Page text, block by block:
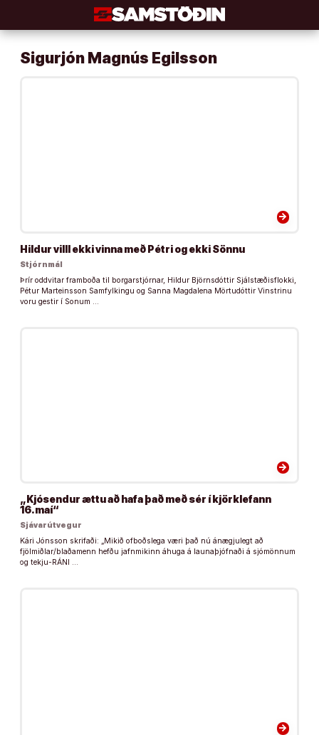
efni
Sigurjón Magnús Egilsson
arrow_forward
Hildur villl ekki vinna með Pétri og ekki Sönnu
Stjórnmál
Þrír oddvitar framboða til borgarstjórnar, Hildur Björnsdóttir Sjálstæðisflokki,
Pétur Marteinsson Samfylkingu og Sanna Magdalena Mörtudóttir Vinstrinu
voru gestir í Sonum …
arrow_forward
„Kjósendur ættu að hafa það með sér í kjörklefann
16.maí“
Sjávarútvegur
Kári Jónsson skrifaði: „Mikið ofboðslega væri það nú ánægjulegt að
fjölmiðlar/blaðamenn hefðu jafnmikinn áhuga á launaþjófnaði á sjómönnum
og tekju-RÁNI …
arrow_forward